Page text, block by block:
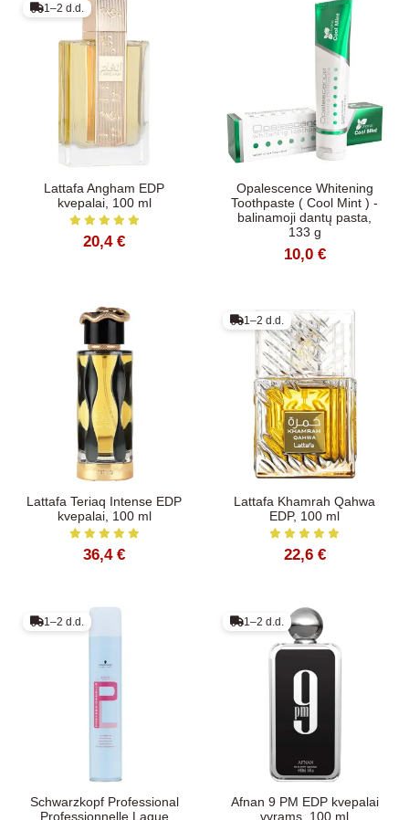
1–2 d.d.
Lattafa Angham EDP
kvepalai, 100 ml
20,4 €
Opalescence Whitening
Toothpaste ( Cool Mint ) -
balinamoji dantų pasta,
133 g
10,0 €
Lattafa Teriaq Intense EDP
kvepalai, 100 ml
36,4 €
1–2 d.d.
Lattafa Khamrah Qahwa
EDP, 100 ml
22,6 €
1–2 d.d.
Schwarzkopf Professional
Professionnelle Laque
1–2 d.d.
Afnan 9 PM EDP kvepalai
vyrams, 100 ml